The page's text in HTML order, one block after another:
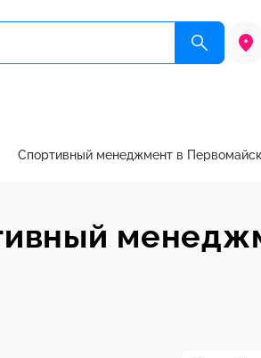
Спортивный менеджмент в